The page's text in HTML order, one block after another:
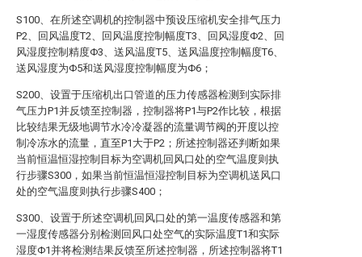
S100、在所述空调机的控制器中预设压缩机安全排气压力
P2、回风温度T2、回风温度控制幅度T3、回风湿度Φ2、回
风湿度控制精度Φ3、送风温度T5、送风温度控制幅度T6、
送风湿度为Φ5和送风湿度控制幅度为Φ6；
S200、设置于压缩机出口管道的压力传感器检测到实际排
气压力P1并反馈至控制器，控制器将P1与P2作比较，根据
比较结果无级地调节水冷冷凝器的流量调节阀的开度以控
制冷冻水的流量，直至P1大于P2；所述控制器还判断如果
当前恒温恒湿控制目标为空调机回风口处的空气温度则执
行步骤S300，如果当前恒温恒湿控制目标为空调机送风口
处的空气温度则执行步骤S400；
S300、设置于所述空调机回风口处的第一温度传感器和第
一湿度传感器分别检测回风口处空气的实际温度T1和实际
湿度Φ1并将检测结果反馈至所述控制器，所述控制器将T1